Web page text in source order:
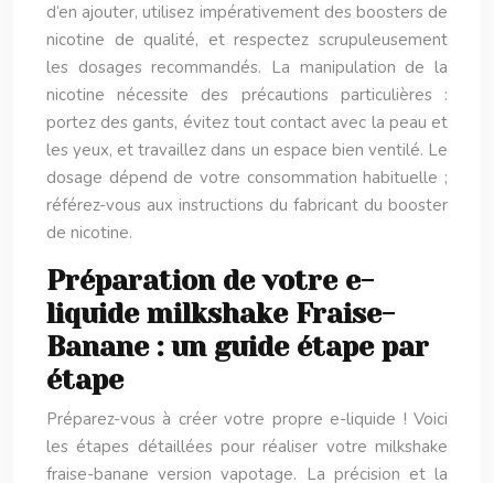
d’en ajouter, utilisez impérativement des boosters de
nicotine de qualité, et respectez scrupuleusement
les dosages recommandés. La manipulation de la
nicotine nécessite des précautions particulières :
portez des gants, évitez tout contact avec la peau et
les yeux, et travaillez dans un espace bien ventilé. Le
dosage dépend de votre consommation habituelle ;
référez-vous aux instructions du fabricant du booster
de nicotine.
Préparation de votre e-
liquide milkshake Fraise-
Banane : un guide étape par
étape
Préparez-vous à créer votre propre e-liquide ! Voici
les étapes détaillées pour réaliser votre milkshake
fraise-banane version vapotage. La précision et la